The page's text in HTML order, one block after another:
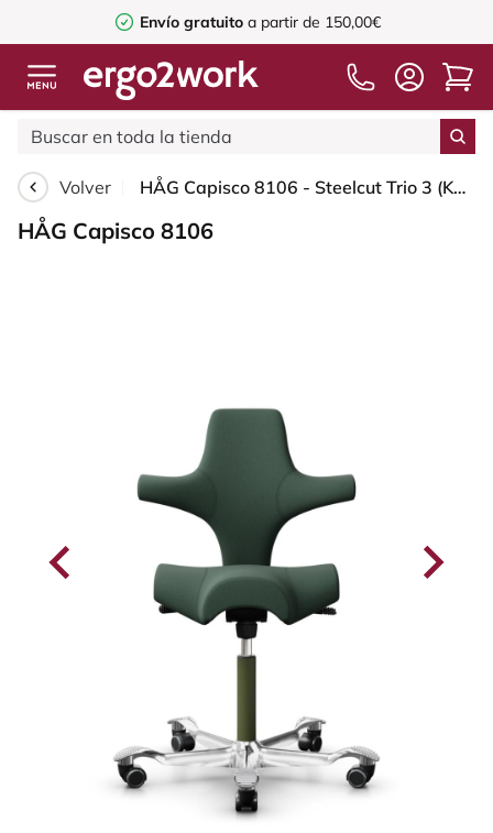
Envío gratuito a partir de 150,00€
Volver HÅG Capisco 8106 - Steelcut Trio 3 (Kvadrat) - Lana / Poliamida - STT966 Brown grey - Moss Grey - 150mm (seat height 40–55cm) - Hard castors for soft floors
HÅG Capisco 8106